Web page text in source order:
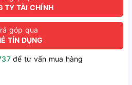
TY TÀI CHÍNH
góp qua
TÍN DỤNG
để tư vấn mua hàng